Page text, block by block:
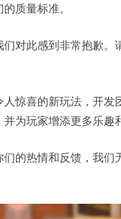
质量标准。
对此感到非常抱歉
惊喜的新玩法，开
为玩家增添更多乐趣
的热情和反馈，我们